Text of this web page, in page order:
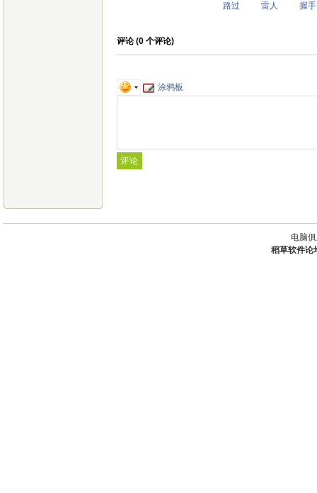
路过 雷人 握手
评论 (0 个评论)
涂鸦板
电脑
稻草软件论